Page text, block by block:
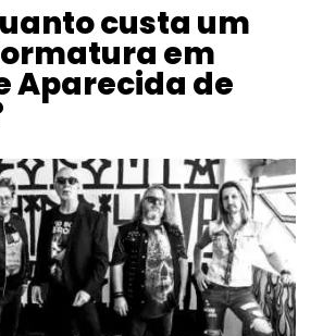
custa um
em
Aparecida de